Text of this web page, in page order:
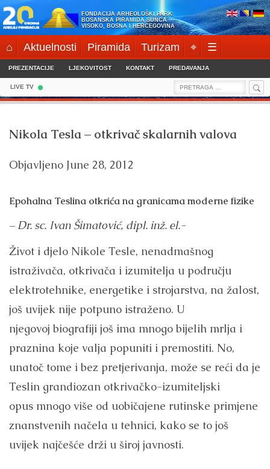
Skip
to
content
FONDACIJA ARHEOLOŠKI PARK:
BOSANSKA PIRAMIDA SUNCA
VISOKO, BOSNA I HERCEGOVINA
⌂ Aktuelnosti Piramida Turizam ⌖ ☰
PREZENTACIJE LJEKOVITOST KONTAKT PREDAVANJA
LIVE TV
Search
for:
Nikola Tesla – otkrivač skalarnih valova
Objavljeno June 28, 2012
Epohalna Teslina otkrića na granicama moderne fizike
– Dr. sc. Ivan Šimatović, dipl. inž. el.-
Život i djelo Nikole Tesle, nenadmašnog
istraživača, otkrivača i izumitelja u području
elektrotehnike, energetike i strojarstva, na žalost,
još uvijek nije potpuno istraženo. U
njegovoj biografiji još ima mnogo bijelih mrlja i
praznina koje valja popuniti i premostiti. No,
unatoč tome i bez pretjerivanja, može se reći da je
Teslin grandiozan otkrivačko-izumiteljski
opus mnogo više od uobičajene rutinske primjene
znanstvenih načela u tehnici, kako se to još
uvijek najčešće drži u široj javnosti.